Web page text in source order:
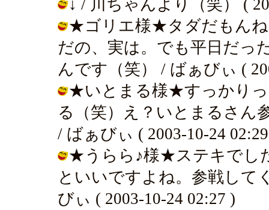
↓ / 川ちゃんより（笑） (
★ゴリエ様★タダだもんね
だの、実は。でも平日だっ
んです（笑） / ばぁびぃ (
★いとまる様★すっかりっ
る（笑）え？いとまるさん
/ ばぁびぃ ( 2003-10-24
★うらら♪様★ステキでし
といいですよね。参戦して
びぃ ( 2003-10-24 02:27 )